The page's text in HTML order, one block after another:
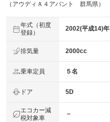
（アウディＡ４アバント 群馬県）
年式（初度
登録）
2002(平成14)年
排気量 2000cc
乗車定員 ５名
ドア 5D
エコカー減
税対象車
－